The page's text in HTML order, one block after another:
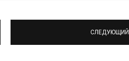
СЛЕДУЮЩИЙ